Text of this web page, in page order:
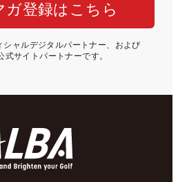
ガ登録はこちら
シャルデジタルパートナー、および
式サイトパートナーです。